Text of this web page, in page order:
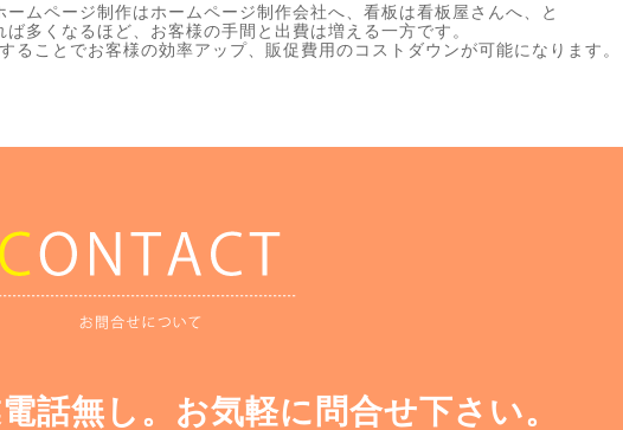
ムページ制作はホームページ制作会社へ、看板は看板屋さんへ、と
多くなるほど、お客様の手間と出費は増える一方です。
ることでお客様の効率アップ、販促費用のコストダウンが可能になります。
話無し。お気軽に問合せ下さい。